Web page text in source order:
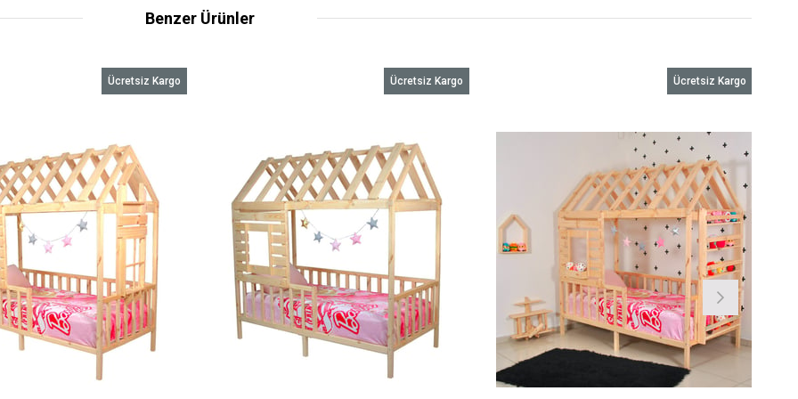
Benzer Ürünler
Ücretsiz Kargo Ücretsiz Kargo Ücretsiz Kargo